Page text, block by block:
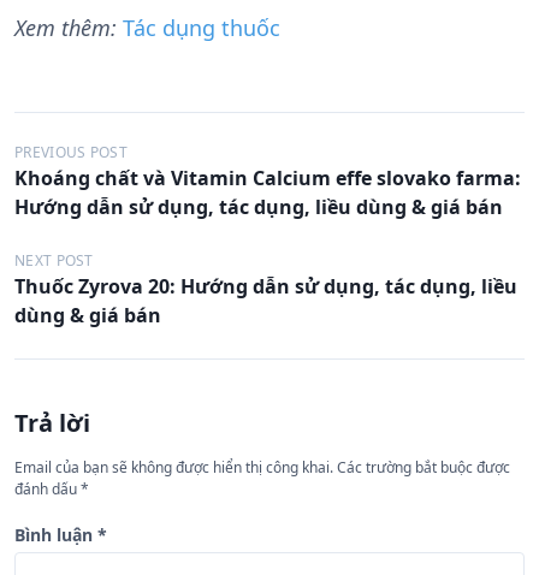
Xem thêm: Tác dụng thuốc
Đ
i
u
h
n
b
à
i
PREVIOUS POST
Khoáng chất và Vitamin Calcium effe slovako farma:
Hướng dẫn sử dụng, tác dụng, liều dùng & giá bán
NEXT POST
Thuốc Zyrova 20: Hướng dẫn sử dụng, tác dụng, liều
dùng & giá bán
Trả lời
Email của bạn sẽ không được hiển thị công khai.Các trường bắt buộc được
đánh dấu*
Bình luận *